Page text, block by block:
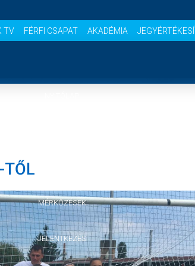
TV FÉRFI CSAPAT AKADÉMIA
MÉRKŐZÉSEK
JELENTKEZÉS
TŐL